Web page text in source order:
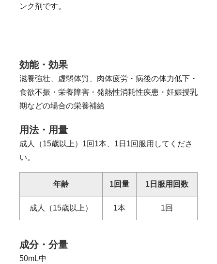
ンク剤です。
効能・効果
滋養強壮、虚弱体質、肉体疲労・病後の体力低下・
食欲不振・栄養障害・発熱性消耗性疾患・妊娠授乳
期などの場合の栄養補給
用法・用量
成人（15歳以上）1回1本、1日1回服用してくださ
い。
年齢 1回量 1日服用 回数
成人（15歳以上） 1本 1回
成分・分量
50mL中